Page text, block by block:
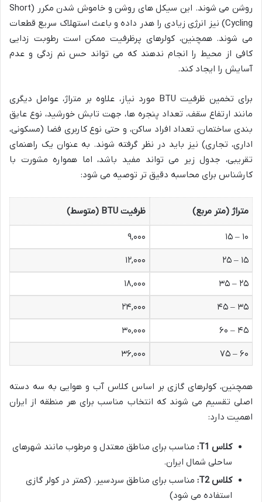
روشن می شوند. این سیکل های روشن و خاموش شدن مکرر (Short
Cycling) نیز انرژی زیادی را هدر داده و باعث استهلاک سریع قطعات
می شوند. همچنین، کولرهای پرظرفیت ممکن است رطوبت زدایی
کافی از محیط را انجام ندهند که می تواند حس نم زدگی و عدم
آسایش را ایجاد کند.
برای تخمین ظرفیت BTU مورد نیاز، علاوه بر متراژ، عوامل دیگری
مانند ارتفاع سقف، تعداد پنجره ها، جهت تابش خورشید، نوع عایق
بندی ساختمان، تعداد افراد ساکن، و حتی نوع کاربری فضا (مسکونی،
اداری، تجاری) نیز باید در نظر گرفته شوند. به عنوان یک راهنمای
تقریبی، جدول زیر می تواند مفید باشد، اما همواره مشورت با
کارشناس برای محاسبه دقیق تر توصیه می شود:
متراژ (متر مربع) ظرفیت BTU (متوسط)
۱۰ – ۱۵
۹,۰۰۰
۱۵ – ۲۵
۱۲,۰۰۰
۲۵ – ۳۵
۱۸,۰۰۰
۳۵ – ۴۵
۲۴,۰۰۰
۴۵ – ۶۰
۳۰,۰۰۰
۶۰ – ۷۵
۳۶,۰۰۰
همچنین، کولرهای گازی بر اساس کلاس آب و هوایی به سه دسته
اصلی تقسیم می شوند که انتخاب مناسب برای هر منطقه از ایران
اهمیت دارد:
کلاس T1:
مناسب برای مناطق معتدل و مرطوب مانند شهرهای
ساحلی شمال ایران.
کلاس T2:
مناسب برای مناطق سردسیر. (کمتر در کولر گازی
استفاده می شود)